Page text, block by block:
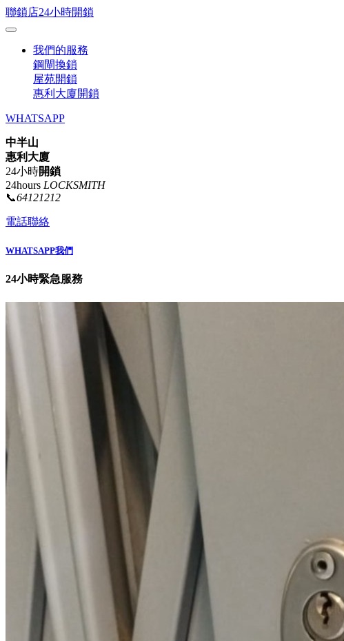
聯鎖店24小時開鎖
我們的服務
鋼閘換鎖
屋苑開鎖
惠利大廈開鎖
WHATSAPP
中半山
惠利大廈
24小時開鎖
24hours LOCKSMITH
📞64121212
電話聯絡
WHATSAPP我們
24小時緊急服務